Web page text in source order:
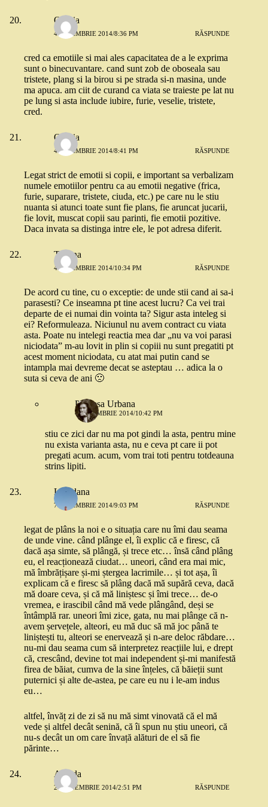
Omnia
4 NOIEMBRIE 2014/8:36 PM RĂSPUNDE
cred ca emotiile si mai ales capacitatea de a le exprima
sunt o binecuvantare. cand sunt zob de oboseala sau
tristete, plang si la birou si pe strada si-n masina, unde
ma apuca. am ciit de curand ca viata se traieste pe lat nu
pe lung si asta include iubire, furie, veselie, tristete,
cred.
Omnia
4 NOIEMBRIE 2014/8:41 PM RĂSPUNDE
Legat strict de emotii si copii, e important sa verbalizam
numele emotiilor pentru ca au emotii negative (frica,
furie, suparare, tristete, ciuda, etc.) pe care nu le stiu
nuanta si atunci toate sunt fie plans, fie aruncat jucarii,
fie lovit, muscat copii sau parinti, fie emotii pozitive.
Daca invata sa distinga intre ele, le pot adresa diferit.
Tatiana
4 NOIEMBRIE 2014/10:34 PM RĂSPUNDE
De acord cu tine, cu o exceptie: de unde stii cand ai sa-i
parasesti? Ce inseamna pt tine acest lucru? Ca vei trai
departe de ei numai din vointa ta? Sigur asta inteleg si
ei? Reformuleaza. Niciunul nu avem contract cu viata
asta. Poate nu intelegi reactia mea dar „nu va voi parasi
niciodata” m-au lovit in plin si copiii nu sunt pregatiti pt
acest moment niciodata, cu atat mai putin cand se
intampla mai devreme decat se asteptau … adica la o
suta si ceva de ani 🙁
Printesa Urbana
4 NOIEMBRIE 2014/10:42 PM
stiu ce zici dar nu ma pot gindi la asta, pentru mine
nu exista varianta asta, nu e ceva pt care ii pot
pregati acum. acum, vom trai toti pentru totdeauna
strins lipiti.
Loredana
7 NOIEMBRIE 2014/9:03 PM RĂSPUNDE
legat de plâns la noi e o situația care nu îmi dau seama
de unde vine. când plânge el, îi explic că e firesc, că
dacă așa simte, să plângă, și trece etc… însă când plâng
eu, el reacționează ciudat… uneori, când era mai mic,
mă îmbrățișare și-mi ștergea lacrimile… și tot așa, îi
explicam că e firesc să plâng dacă mă supără ceva, dacă
mă doare ceva, și că mă liniștesc și îmi trece… de-o
vremea, e irascibil când mă vede plângând, deși se
întâmplă rar. uneori îmi zice, gata, nu mai plânge că n-
avem șervețele, alteori, eu mă duc să mă joc până te
liniștești tu, alteori se enervează și n-are deloc răbdare…
nu-mi dau seama cum să interpretez reacțiile lui, e drept
că, crescând, devine tot mai independent și-mi manifestă
firea de băiat, cumva de la sine înțeles, că băieții sunt
puternici și alte de-astea, pe care eu nu i le-am indus
eu…
altfel, învăț zi de zi să nu mă simt vinovată că el mă
vede și altfel decât senină, că îi spun nu știu uneori, că
nu-s decât un om care învață alături de el să fie
părinte…
Amada
24 NOIEMBRIE 2014/2:51 PM RĂSPUNDE